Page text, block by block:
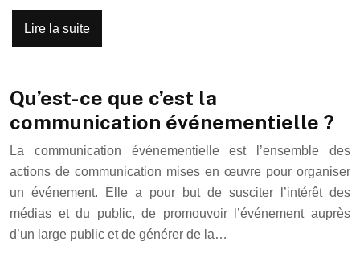
Lire la suite
Qu’est-ce que c’est la
communication événementielle ?
La communication événementielle est l’ensemble des
actions de communication mises en œuvre pour organiser
un événement. Elle a pour but de susciter l’intérêt des
médias et du public, de promouvoir l’événement auprès
d’un large public et de générer de la…